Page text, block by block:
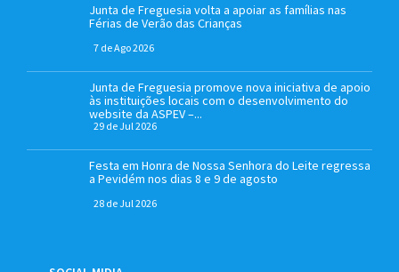
Junta de Freguesia volta a apoiar as famílias nas
Férias de Verão das Crianças
7 de Ago 2026
Junta de Freguesia promove nova iniciativa de apoio
às instituições locais com o desenvolvimento do
website da ASPEV –...
29 de Jul 2026
Festa em Honra de Nossa Senhora do Leite regressa
a Pevidém nos dias 8 e 9 de agosto
28 de Jul 2026